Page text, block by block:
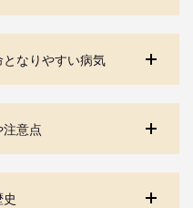
なりやすい病気
意点